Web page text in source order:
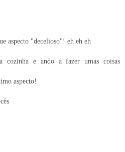
aspecto "decelioso"! eh eh eh
cozinha e ando a fazer umas coisas
aspecto!